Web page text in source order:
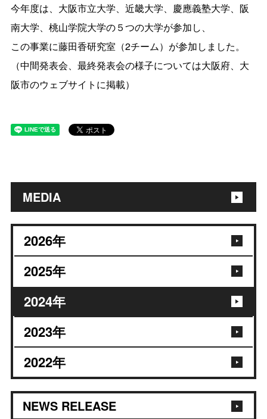
MEDIA
2026年
2025年
2024年
2023年
2022年
NEWS RELEASE
今年度は、大阪市立大学、近畿大学、慶應義塾大学、阪
南大学、桃山学院大学の５つの大学が参加し、
この事業に藤田香研究室（2チーム）が参加しました。
（中間発表会、最終発表会の様子については大阪府、大
阪市のウェブサイトに掲載）